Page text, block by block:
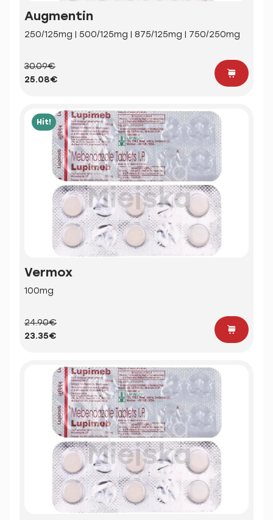
Augmentin
250/125mg | 500/125mg | 875/125mg | 750/250mg
30.09€
25.08€
Hit!
Vermox
100mg
24.90€
23.35€